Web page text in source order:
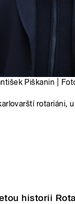
Piškanin |
rotariáni,
historii